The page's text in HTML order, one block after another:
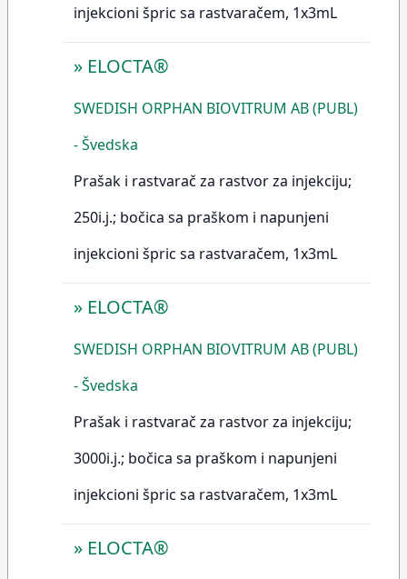
injekcioni špric sa rastvaračem, 1x3mL
» ELOCTA®
SWEDISH ORPHAN BIOVITRUM AB (PUBL)
- Švedska
Prašak i rastvarač za rastvor za injekciju;
250i.j.; bočica sa praškom i napunjeni
injekcioni špric sa rastvaračem, 1x3mL
» ELOCTA®
SWEDISH ORPHAN BIOVITRUM AB (PUBL)
- Švedska
Prašak i rastvarač za rastvor za injekciju;
3000i.j.; bočica sa praškom i napunjeni
injekcioni špric sa rastvaračem, 1x3mL
» ELOCTA®